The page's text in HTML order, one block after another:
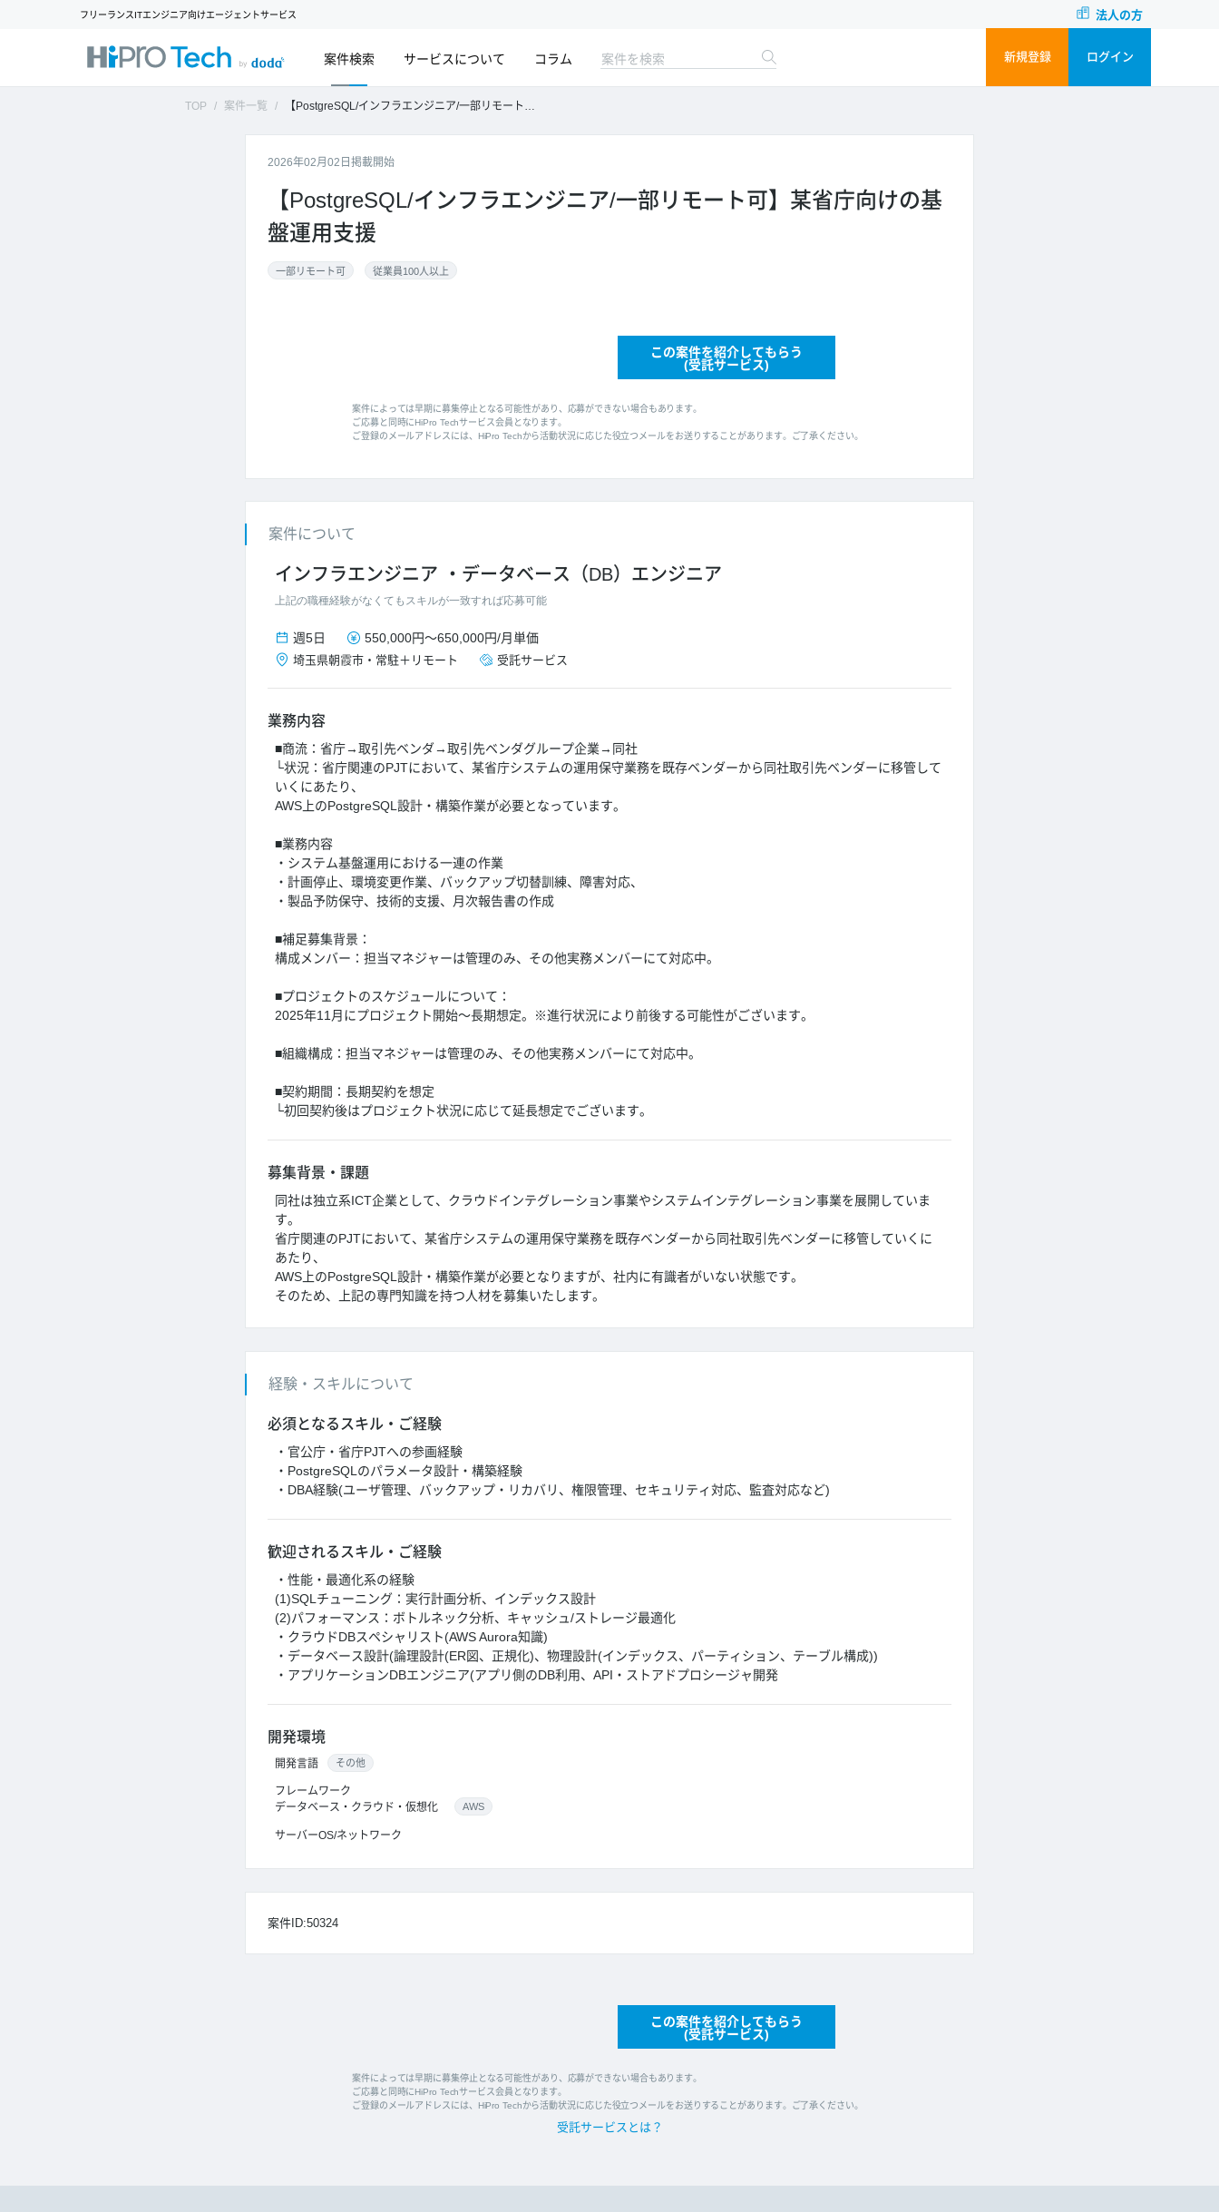
フリーランスITエンジニア向けエージェントサービス 法人の方
新規登録 ログイン
案件検索 サービスについて コラム
TOP 案件一覧 【PostgreSQL/インフラエンジニア/一部リモート可】某省庁向けの基盤運用支援
2026年02月02日掲載開始
【PostgreSQL/インフラエンジニア/一部リモート可】某省庁向けの基
盤運用支援
一部リモート可 従業員100人以上
この案件を紹介してもらう
(受託サービス)
案件によっては早期に募集停止となる可能性があり、応募ができない場合もあります。
ご応募と同時にHiPro Techサービス会員となります。
ご登録のメールアドレスには、HiPro Techから活動状況に応じた役立つメールをお送りすることがあります。ご了承ください。
案件について
インフラエンジニア データベース（DB）エンジニア
上記の職種経験がなくてもスキルが一致すれば応募可能
週5日 550,000円～650,000円/月単価
埼玉県朝霞市 ・ 常駐＋リモート 受託サービス
業務内容
■商流：省庁→取引先ベンダ→取引先ベンダグループ企業→同社
└状況：省庁関連のPJTにおいて、某省庁システムの運用保守業務を既存ベンダーから同社取引先ベンダーに移管して
いくにあたり、
AWS上のPostgreSQL設計・構築作業が必要となっています。
■業務内容
・システム基盤運用における一連の作業
・計画停止、環境変更作業、バックアップ切替訓練、障害対応、
・製品予防保守、技術的支援、月次報告書の作成
■補足募集背景：
構成メンバー：担当マネジャーは管理のみ、その他実務メンバーにて対応中。
■プロジェクトのスケジュールについて：
2025年11月にプロジェクト開始～長期想定。※進行状況により前後する可能性がございます。
■組織構成：担当マネジャーは管理のみ、その他実務メンバーにて対応中。
■契約期間：長期契約を想定
└初回契約後はプロジェクト状況に応じて延長想定でございます。
募集背景・課題
同社は独立系ICT企業として、クラウドインテグレーション事業やシステムインテグレーション事業を展開していま
す。
省庁関連のPJTにおいて、某省庁システムの運用保守業務を既存ベンダーから同社取引先ベンダーに移管していくに
あたり、
AWS上のPostgreSQL設計・構築作業が必要となりますが、社内に有識者がいない状態です。
そのため、上記の専門知識を持つ人材を募集いたします。
経験・スキルについて
必須となるスキル・ご経験
・官公庁・省庁PJTへの参画経験
・PostgreSQLのパラメータ設計・構築経験
・DBA経験(ユーザ管理、バックアップ・リカバリ、権限管理、セキュリティ対応、監査対応など)
歓迎されるスキル・ご経験
・性能・最適化系の経験
(1)SQLチューニング：実行計画分析、インデックス設計
(2)パフォーマンス：ボトルネック分析、キャッシュ/ストレージ最適化
・クラウドDBスペシャリスト(AWS Aurora知識)
・データベース設計(論理設計(ER図、正規化)、物理設計(インデックス、パーティション、テーブル構成))
・アプリケーションDBエンジニア(アプリ側のDB利用、API・ストアドプロシージャ開発
開発環境
開発言語 その他
フレームワーク
データベース・クラウド・仮想化
AWS
サーバーOS/ネットワーク
案件ID:50324
この案件を紹介してもらう
(受託サービス)
案件によっては早期に募集停止となる可能性があり、応募ができない場合もあります。
ご応募と同時にHiPro Techサービス会員となります。
ご登録のメールアドレスには、HiPro Techから活動状況に応じた役立つメールをお送りすることがあります。ご了承ください。
受託サービスとは？